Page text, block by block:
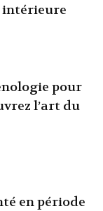
pour
l’art du
en période